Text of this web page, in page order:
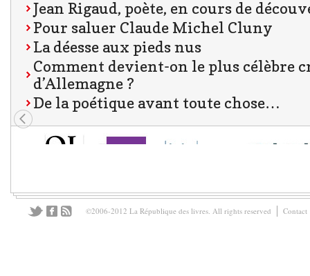
Jean Rigaud, poète, en cours de
Pour saluer Claude Michel Cluny
La déesse aux pieds nus
Comment devient-on le plus célèbre
d’Allemagne ?
De la poétique avant toute chose…
©2006-2012 La République des livres. All rights reserved Contact